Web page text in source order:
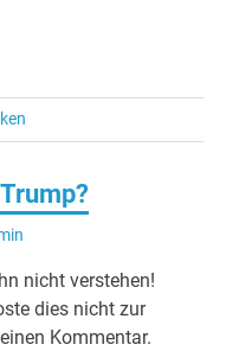
nicht verstehen!
dies nicht zur
Kommentar.